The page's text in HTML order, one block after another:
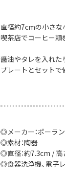
直径約7cmの小さな
喫茶店でコーヒー頼
醤油やタレを入れた
プレートとセットで
◎メーカー：ポーラ
◎素材：陶器
◎直径：約7.3cm / 高
◎食器洗浄機、電子